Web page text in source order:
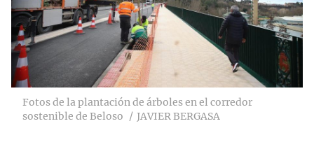
Fotos de la plantación de árboles en el corredor
sostenible de Beloso
JAVIER BERGASA